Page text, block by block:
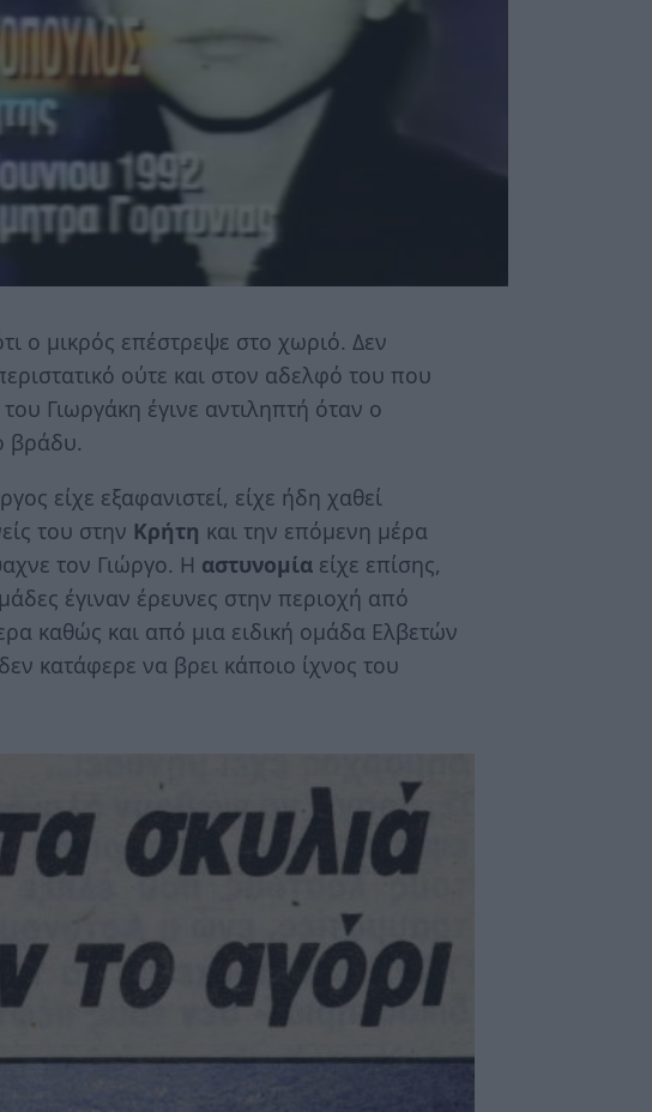
ο μικρός επέστρεψε στο χωριό. Δεν
ούτε και στον αδελφό του που
Γιωργάκη έγινε αντιληπτή όταν ο
βράδυ.
είχε εξαφανιστεί, είχε ήδη χαθεί
του στην Κρήτη και την επόμενη μέρα
τον Γιώργο. Η αστυνομία είχε επίσης,
έγιναν έρευνες στην περιοχή από
καθώς και από μια ειδική ομάδα Ελβετών
κατάφερε να βρει κάποιο ίχνος του